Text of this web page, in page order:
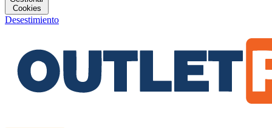
Cookies
Desestimiento